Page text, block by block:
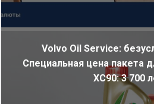
Volvo Oil Service:
Специальная цена пакета
XC90: 3 700